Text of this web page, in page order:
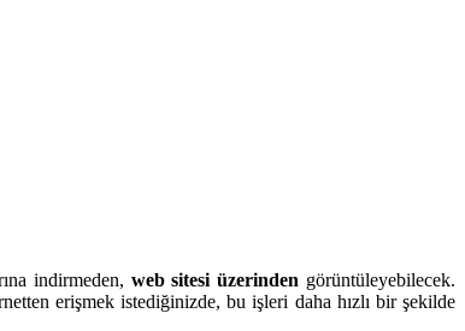
indirmeden, web sitesi üzerinden görüntüleyebilecek.
erişmek istediğinizde, bu işleri daha hızlı bir şekilde